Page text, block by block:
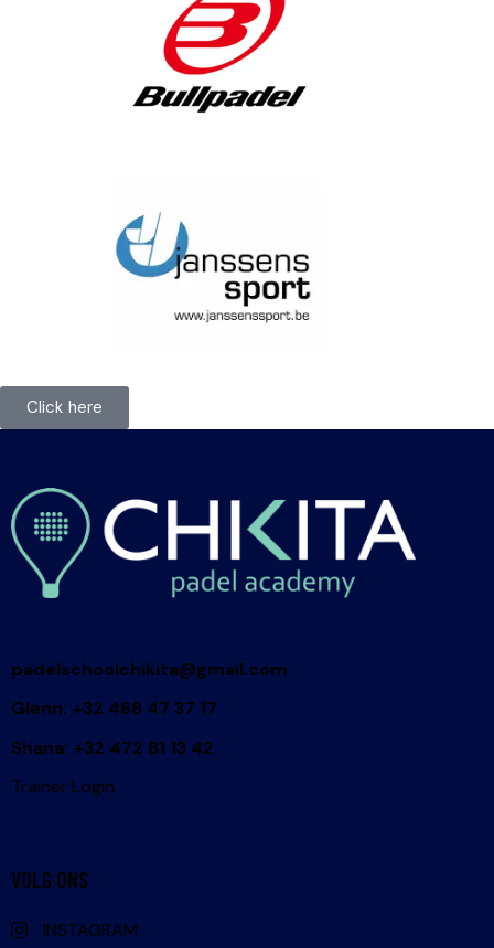
Click here
padelschoolchikita@gmail.com
Glenn: +32 468 47 37 17
Shana: +32 472 81 13 42
Trainer Login
VOLG ONS
INSTAGRAM